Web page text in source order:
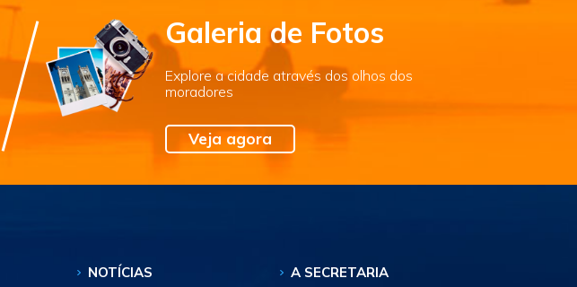
Galeria de Fotos
Explore a cidade através dos olhos dos
moradores
Veja agora
NOTÍCIAS
A SECRETARIA